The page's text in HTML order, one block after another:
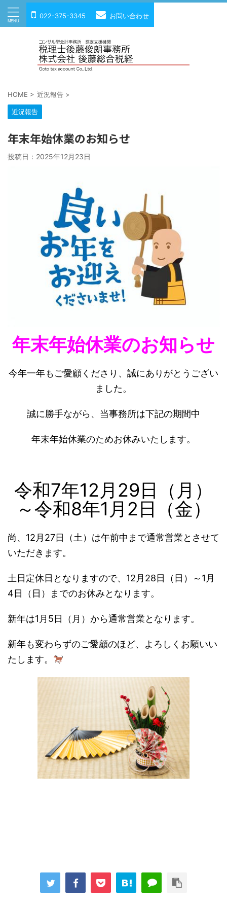
022-375-3345 お問い合わせ
HOME > 近況報告 >
近況報告
年末年始休業のお知らせ
投稿日： 2025年12月23日
年末年始休業のお知らせ
今年一年もご愛顧くださり、誠にありがとうござい
ました。
誠に勝手ながら、当事務所は下記の期間中
年末年始休業のためお休みいたします。
令和7年12月29日（月）
～令和8年1月2日（金）
尚、12月27日（土）は午前中まで通常営業とさせて
いただきます。
土日定休日となりますので、12月28日（日）～1月
4日（日）までのお休みとなります。
新年は1月5日（月）から通常営業となります。
新年も変わらずのご愛顧のほど、よろしくお願いい
たします。